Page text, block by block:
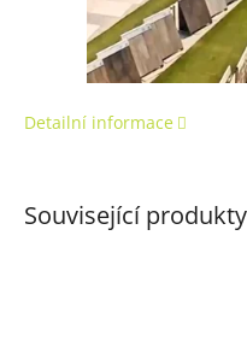
Detailní informace
Související produkty